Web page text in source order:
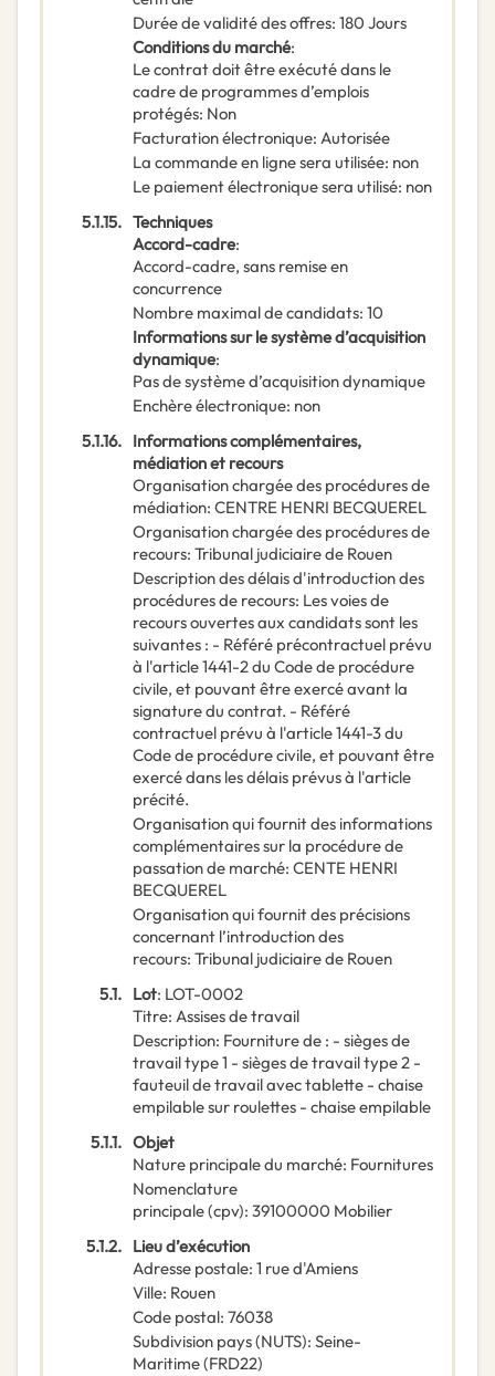
Durée de validité des offres: 180 Jours
Conditions du marché:
Le contrat doit être exécuté dans le
cadre de programmes d’emplois
protégés: Non
Facturation électronique: Autorisée
La commande en ligne sera utilisée: non
Le paiement électronique sera utilisé: non
5.1.15. Techniques
Accord-cadre:
Accord-cadre, sans remise en
concurrence
Nombre maximal de candidats: 10
Informations sur le système d’acquisition
dynamique:
Pas de système d’acquisition dynamique
Enchère électronique: non
5.1.16. Informations complémentaires,
médiation et recours
Organisation chargée des procédures de
médiation: CENTRE HENRI BECQUEREL
Organisation chargée des procédures de
recours: Tribunal judiciaire de Rouen
Description des délais d'introduction des
procédures de recours: Les voies de
recours ouvertes aux candidats sont les
suivantes : - Référé précontractuel prévu
à l'article 1441-2 du Code de procédure
civile, et pouvant être exercé avant la
signature du contrat. - Référé
contractuel prévu à l'article 1441-3 du
Code de procédure civile, et pouvant être
exercé dans les délais prévus à l'article
précité.
Organisation qui fournit des informations
complémentaires sur la procédure de
passation de marché: CENTE HENRI
BECQUEREL
Organisation qui fournit des précisions
concernant l’introduction des
recours: Tribunal judiciaire de Rouen
5.1. Lot: LOT-0002
Titre: Assises de travail
Description: Fourniture de : - sièges de
travail type 1 - sièges de travail type 2 -
fauteuil de travail avec tablette - chaise
empilable sur roulettes - chaise empilable
5.1.1. Objet
Nature principale du marché: Fournitures
Nomenclature
principale(cpv): 39100000 Mobilier
5.1.2. Lieu d’exécution
Adresse postale: 1 rue d'Amiens
Ville: Rouen
Code postal: 76038
Subdivision pays (NUTS): Seine-
Maritime(FRD22)